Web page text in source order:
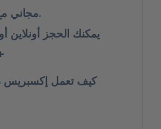
مجانيمع سرعة في التنفيذ.
يمكنك الحجز أونلاين
كيف تعمل إكسبريس